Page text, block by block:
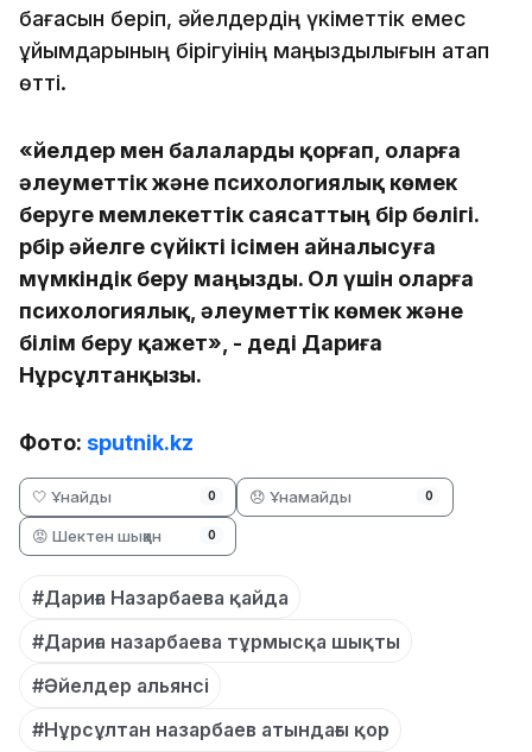
бағасын беріп, әйелдердің үкіметтік емес
ұйымдарының бірігуінің маңыздылығын атап
өтті.
«Әйелдер мен балаларды қорғап, оларға
әлеуметтік және психологиялық көмек
беруге мемлекеттік саясаттың бір бөлігі.
Әрбір әйелге сүйікті ісімен айналысуға
мүмкіндік беру маңызды. Ол үшін оларға
психологиялық, әлеуметтік көмек және
білім беру қажет», - деді Дариға
Нұрсұлтанқызы.
Фото: sputnik.kz
🤍 Ұнайды 0 😞 Ұнамайды 0
😡 Шектен шыққан 0
#Дариға Назарбаева қайда
#Дариға назарбаева тұрмысқа шықты
#Әйелдер альянсі
#Нұрсұлтан назарбаев атындағы қор